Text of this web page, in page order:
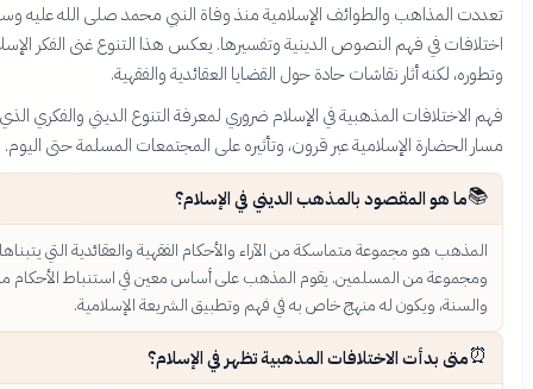
والطوائف الإسلامية منذ وفاة النبي محمد صلى الله عليه وسلم، نتيجة
في فهم النصوص الدينية وتفسيرها. يعكس هذا التنوع غنى الفكر الإسلامي
أثار نقاشات حادة حول القضايا العقائدية والفقهية.
المذهبية في الإسلام ضروري لمعرفة التنوع الديني والفكري الذي شكّل
الإسلامية عبر قرون، وتأثيره على المجتمعات المسلمة حتى اليوم.
هو المقصود بالمذهب الديني في الإسلام؟
هو مجموعة متماسكة من الآراء والأحكام الفقهية والعقائدية التي يتبناها علماء
من المسلمين. يقوم المذهب على أساس معين في استنباط الأحكام من القرآن
ويكون له منهج خاص به في فهم وتطبيق الشريعة الإسلامية.
بدأت الاختلافات المذهبية تظهر في الإسلام؟